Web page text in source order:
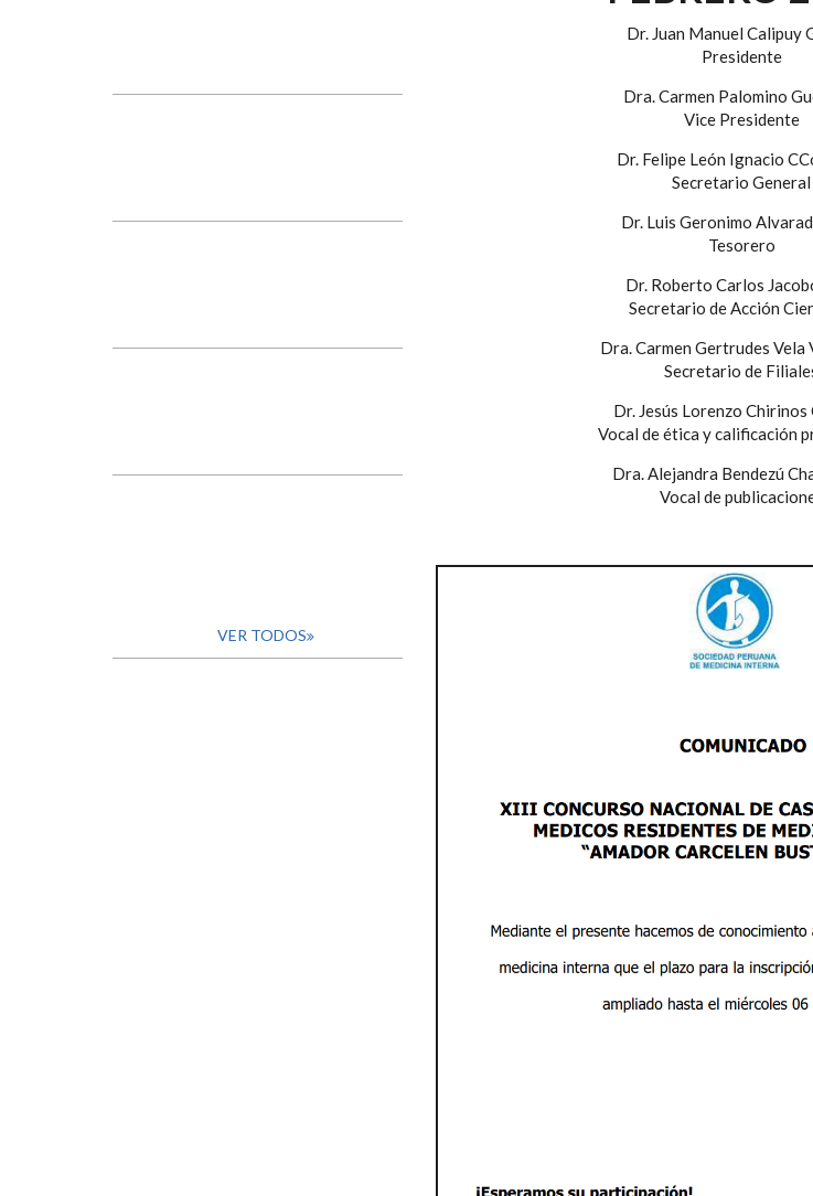
VER TODOS
Dr. Juan Manuel Calipuy
Presidente
Dra. Carmen Palomino
Vice Presidente
Dr. Felipe León Ignacio
Secretario General
Dr. Luis Geronimo
Tesorero
Dr. Roberto Carlos
Secretario de Acción
Dra. Carmen Gertrudes Vela
Secretario de
Dr. Jesús Lorenzo Chirinos
Vocal de ética y calificación
Dra. Alejandra Bendezú
Vocal de